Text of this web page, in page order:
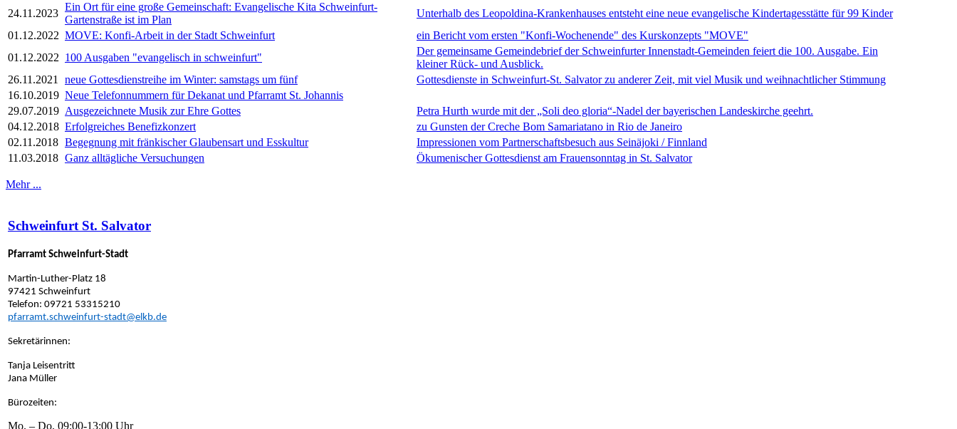
24.11.2023
Ein Ort für eine große Gemeinschaft: Evangelische Kita Schweinfurt-
Gartenstraße ist im Plan
Unterhalb des Leopoldina-Krankenhauses entsteht eine neue evangelische Kindertagesstätte für 99 Kinder
01.12.2022 MOVE: Konfi-Arbeit in der Stadt Schweinfurt
ein Bericht vom ersten "Konfi-Wochenende" des Kurskonzepts "MOVE"
01.12.2022 100 Ausgaben "evangelisch in schweinfurt"
Der gemeinsame Gemeindebrief der Schweinfurter Innenstadt-Gemeinden feiert die 100. Ausgabe. Ein
kleiner Rück- und Ausblick.
26.11.2021
neue Gottesdienstreihe im Winter: samstags um fünf
Gottesdienste in Schweinfurt-St. Salvator zu anderer Zeit, mit viel Musik und weihnachtlicher Stimmung
16.10.2019 Neue Telefonnummern für Dekanat und Pfarramt St. Johannis
29.07.2019 Ausgezeichnete Musik zur Ehre Gottes
Petra Hurth wurde mit der „Soli deo gloria“-Nadel der bayerischen Landeskirche geehrt.
04.12.2018 Erfolgreiches Benefizkonzert
zu Gunsten der Creche Bom Samariatano in Rio de Janeiro
02.11.2018 Begegnung mit fränkischer Glaubensart und Esskultur
Impressionen vom Partnerschaftsbesuch aus Seinäjoki / Finnland
11.03.2018 Ganz alltägliche Versuchungen Ökumenischer Gottesdienst am Frauensonntag in St. Salvator
Mehr ...
Schweinfurt St. Salvator
Pfarramt Schweinfurt-Stadt
Martin-Luther-Platz 18
97421 Schweinfurt
Telefon: 09721 53315210
pfarramt.schweinfurt-stadt@elkb.de
Sekretärinnen:
Tanja Leisentritt
Jana Müller
Bürozeiten:
Mo. – Do. 09:00-13:00 Uhr